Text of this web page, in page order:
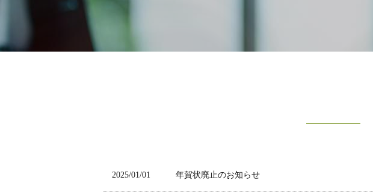
2025/01/01 年賀状廃止のお知らせ